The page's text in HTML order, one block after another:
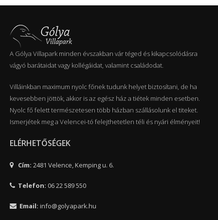
A Gólya Villapark minden évszakban vár téged és kikapcsolódásra
vágyó barátaidat vagy kollégáidat, valamint családodat.
Villáinkban maximum nyolc főnek tudunk helyet biztosítani, de ha
kevesebben jöttök, akkor is az egész ház a tiétek minden esetben.
Nyolc fő felett természetesen több házban szállásolunk el titeket.
Ismerjétek meg a Velencei-tó felejthetetlen téli és nyári élményeit!
ELÉRHETŐSÉGEK
Cím: 2481 Velence, Kemping u. 6.
Telefon: 06 22 589 550
Email: info@golyapark.hu